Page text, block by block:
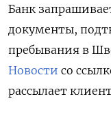
Банк
документы,
пребывания в
Новости со
рассылает